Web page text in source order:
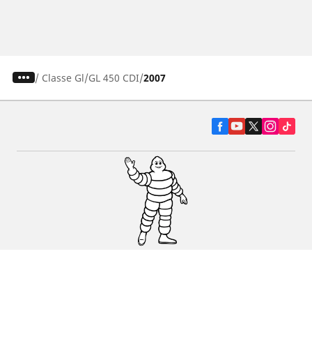
/ Classe Gl GL 450 CDI 2007